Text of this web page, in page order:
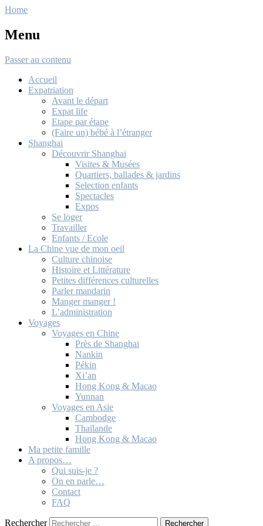
Home
Menu
Passer au contenu
Accueil
Expatriation
Avant le départ
Expat life
Etape par étape
(Faire un) bébé à l’étranger
Shanghai
Découvrir Shanghai
Visites & Musées
Quartiers, ballades & jardins
Selection enfants
Spectacles
Expos
Se loger
Travailler
Enfants / Ecole
La Chine vue de mon oeil
Culture chinoise
Histoire et Littérature
Petites différences culturelles
Parler mandarin
Manger manger !
L’administration
Voyages
Voyages en Chine
Près de Shanghai
Nankin
Pékin
Xi’an
Hong Kong & Macao
Yunnan
Voyages en Asie
Cambodge
Thaïlande
Hong Kong & Macao
Ma petite famille
A propos…
Qui suis-je ?
On en parle…
Contact
FAQ
Rechercher